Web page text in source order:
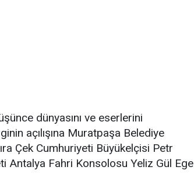
dünyasını ve eserlerini
açılışına Muratpaşa Belediye
Çek Cumhuriyeti Büyükelçisi Petr
Antalya Fahri Konsolosu Yeliz Gül Ege